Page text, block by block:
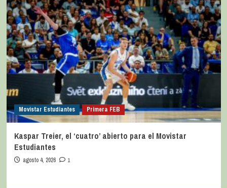
Movistar Estudiantes Primera FEB
Kaspar Treier, el ‘cuatro’ abierto para el Movistar
Estudiantes
agosto 4, 2026 1